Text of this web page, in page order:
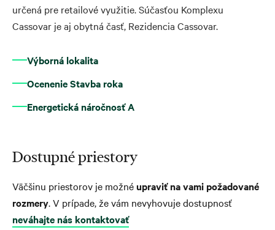
určená pre retailové využitie. Súčasťou Komplexu
Cassovar je aj obytná časť, Rezidencia Cassovar.
Výborná lokalita
Ocenenie Stavba roka
Energetická náročnosť A
Dostupné priestory
Väčšinu priestorov je možnéupraviť na vami požadované
rozmery. V prípade, že vám nevyhovuje dostupnosť
neváhajte nás kontaktovať